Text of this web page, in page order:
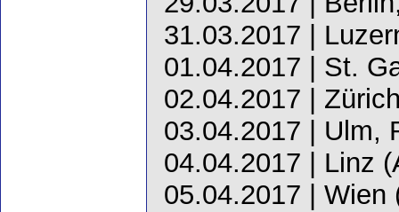
31.03.2017 |
01.04.2017 | St.
02.04.2017 |
03.04.2017 | Ulm,
04.04.2017 | Linz
05.04.2017 | Wien